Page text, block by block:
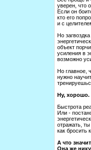
уверен, что
Если он
кто его
и с
Но
объект
усиления в
возможно
Но главное,
нужно
Ну, хорошо.
Быстрота
Или -
отражать,
как бросить
А что
Она же